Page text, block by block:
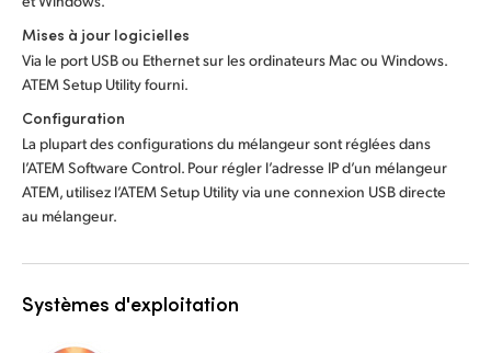
Mises à jour logicielles
Via le port USB ou Ethernet sur les ordinateurs Mac ou Windows.
ATEM Setup Utility fourni.
Configuration
La plupart des configurations du mélangeur sont réglées dans
l’ATEM Software Control. Pour régler l’adresse IP d’un mélangeur
ATEM, utilisez l’ATEM Setup Utility via une connexion USB directe
au mélangeur.
Systèmes d'exploitation